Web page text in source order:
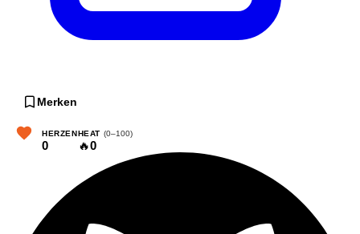
Merken
HERZEN
0
HEAT (0–100)
🔥0